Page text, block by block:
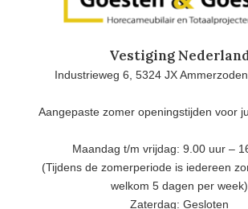
Vestiging
Industrieweg 6, 5324 JX
Aangepaste zomer openingstijden voor
Maandag t/m vrijdag: 9.00 uur –
(Tijdens de zomerperiode is iedereen
welkom 5 dagen per week)
Zaterdag: Gesloten